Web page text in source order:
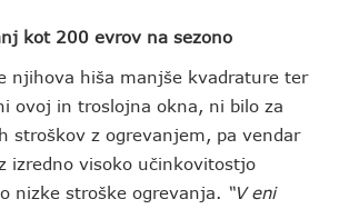
kot 200 evrov na sezono
njihova hiša manjše kvadrature ter
ovoj in troslojna okna, ni bilo za
stroškov z ogrevanjem, pa vendar
izredno visoko učinkovitostjo
nizke stroške ogrevanja.
“V eni